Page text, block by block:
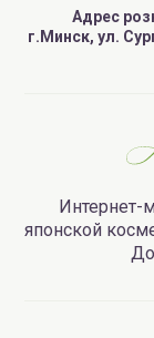
Адрес
г.Минск, ул.
Интернет-
японской